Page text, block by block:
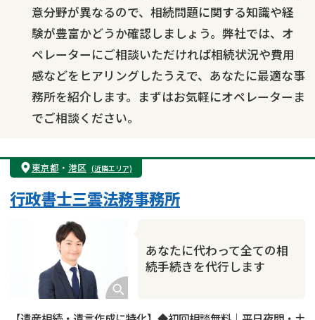
意分野が異なるので、相続問題に関する知識や経
験が豊富かどうか確認しましょう。弊社では、オ
ペレーターにご相談いただければ相続状況や費用
感などをヒアリングしたうえで、あなたに最適な事
務所を紹介します。まずはお気軽にオペレーターま
でご相談ください。
東京都 ・ 港区 (近隣エリア)
あなたに代わって全ての相
続手続きを代行します
行政書士三雲法務事務所